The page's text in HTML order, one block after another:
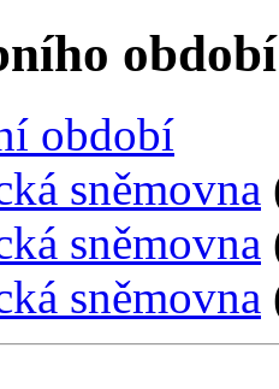
období
období
sněmovna
sněmovna
sněmovna